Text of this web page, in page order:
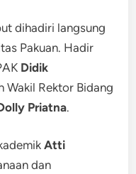
dihadiri langsung
Pakuan. Hadir
Didik
Wakil Rektor Bidang
Priatna.
Atti
dan